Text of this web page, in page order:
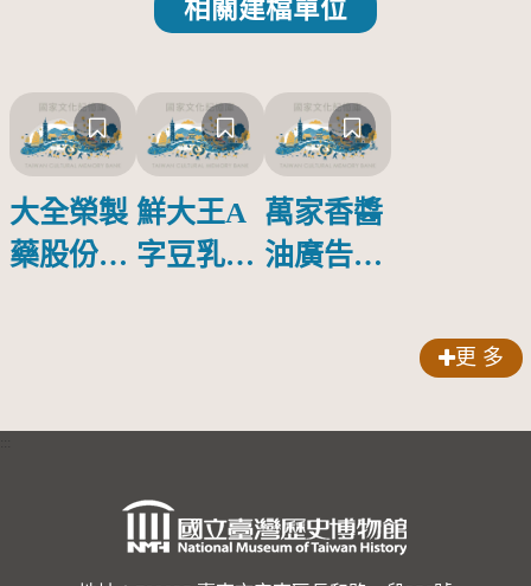
相關建檔單位
大全榮製
藥股份有
鮮大王A
字豆乳罐
萬家香醬
油廣告塑
更 多